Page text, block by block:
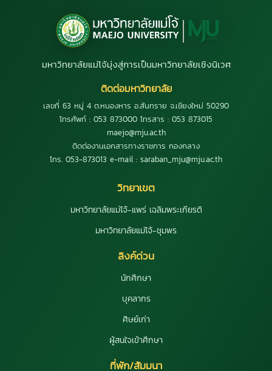
มหาวิทยาลัยแม่โจ้มุ่งสู่การเป็นมหาวิทยาลัยเชิงนิเวศ
ติดต่อมหาวิทยาลัย
เลขที่ 63 หมู่ 4 ต.หนองหาร อ.สันทราย จ.เชียงใหม่ 50290
โทรศัพท์ : 053 873000 โทรสาร : 053 873015
maejo@mju.ac.th
ติดต่องานเอกสารทางราชการ กองกลาง
โทร. 053-873013 e-mail : saraban_mju@mju.ac.th
วิทยาเขต
มหาวิทยาลัยแม่โจ้-แพร่ เฉลิมพระเกียรติ
มหาวิทยาลัยแม่โจ้-ชุมพร
ลิงค์ด่วน
นักศึกษา
บุคลากร
ศิษย์เก่า
ผู้สนใจเข้าศึกษา
ที่พัก/สัมมนา